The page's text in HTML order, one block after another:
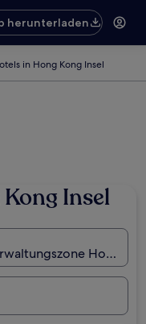
herunterladen
in Hong Kong Insel
Insel